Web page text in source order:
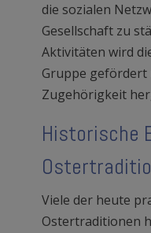
die sozialen
Gesellschaft zu
Aktivitäten wird
Gruppe gefördert
Zugehörigkeit
Historische
Viele der heute
Ostertraditionen